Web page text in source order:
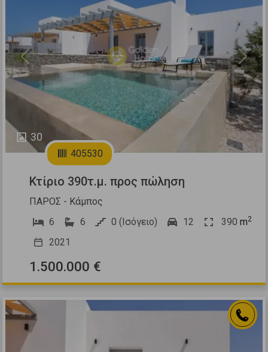
30
Previous Next
405530
Κτίριο 390τ.μ. προς πώληση
ΠΑΡΟΣ - Κάμπος
6
6 0 (Ισόγειο) 12 390 m2
2021
1.500.000 €